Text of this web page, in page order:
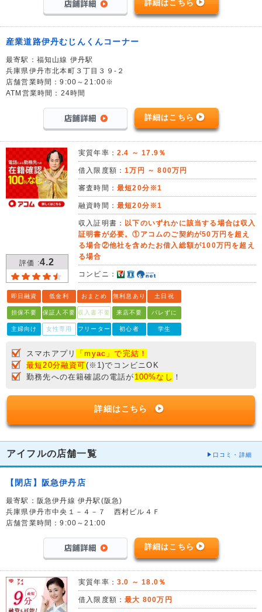
詳細はこちら
産業道路伊丹むじんくんコーナー
最寄駅：福知山線 伊丹駅
兵庫県伊丹市北本町３丁目３９-２
店舗営業時間：9:00～21:00※
ATM営業時間：24時間
詳細はこちら
評価 :4.2
実質年率： 2.4 ～ 17.9％
借入限度額：1万円 ～ 800万円
審査時間： 最短20分※1
融資時間： 最短20分※1
収入証明書： 以下のいずれかに該当する場合は収入
証明書が必要。①アコムのご契約が50万円を超え
る場合②他社を含めたお借入総額が100万円を超え
る場合
コンビニ：
即日融資 低金利 おまとめ 無利息あり 土日祝
担保不要 保証人不要 収入書不要 来店不要 バレずに
主婦向け 女性専用 フリーター 初心者 学生
スマホアプリ
「myac」で完結！
最短20分融資可(※1)でコンビニOK
勤務先への在籍確認の電話が 100%なし ！
詳細はこちら
アイフルの店舗一覧 口コミ・詳細
【閉店】阪急伊丹店
最寄駅：阪急伊丹線 伊丹駅(阪急)
兵庫県伊丹市中央１－４－７ 西村ビル４Ｆ
店舗営業時間：9:00～21:00
詳細はこちら
実質年率： 3.0 ～ 18.0％
借入限度額：最大 800万円